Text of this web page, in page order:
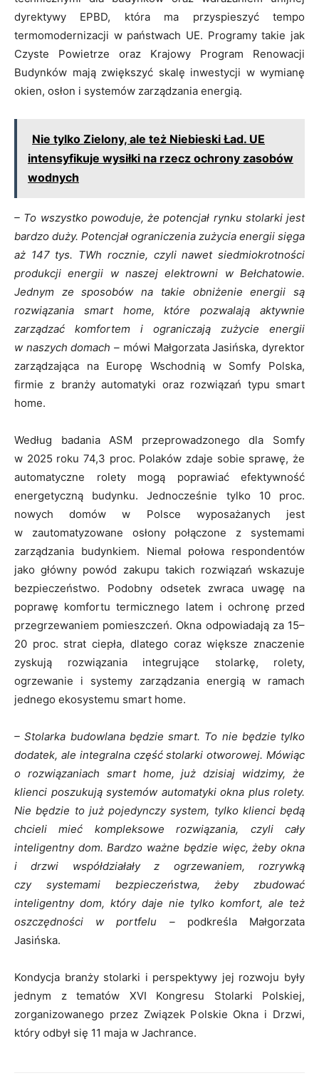
dyrektywy EPBD, która ma przyspieszyć tempo
termomodernizacji w państwach UE. Programy takie jak
Czyste Powietrze oraz Krajowy Program Renowacji
Budynków mają zwiększyć skalę inwestycji w wymianę
okien, osłon i systemów zarządzania energią.
Nie tylko Zielony, ale też Niebieski Ład. UE
intensyfikuje wysiłki na rzecz ochrony zasobów
wodnych
– To wszystko powoduje, że potencjał rynku stolarki jest
bardzo duży. Potencjał ograniczenia zużycia energii sięga
aż 147 tys. TWh rocznie, czyli nawet siedmiokrotności
produkcji energii w naszej elektrowni w Bełchatowie.
Jednym ze sposobów na takie obniżenie energii są
rozwiązania smart home, które pozwalają aktywnie
zarządzać komfortem i ograniczają zużycie energii
w naszych domach – mówi Małgorzata Jasińska, dyrektor
zarządzająca na Europę Wschodnią w Somfy Polska,
firmie z branży automatyki oraz rozwiązań typu smart
home.
Według badania ASM przeprowadzonego dla Somfy
w 2025 roku 74,3 proc. Polaków zdaje sobie sprawę, że
automatyczne rolety mogą poprawiać efektywność
energetyczną budynku. Jednocześnie tylko 10 proc.
nowych domów w Polsce wyposażanych jest
w zautomatyzowane osłony połączone z systemami
zarządzania budynkiem. Niemal połowa respondentów
jako główny powód zakupu takich rozwiązań wskazuje
bezpieczeństwo. Podobny odsetek zwraca uwagę na
poprawę komfortu termicznego latem i ochronę przed
przegrzewaniem pomieszczeń. Okna odpowiadają za 15–
20 proc. strat ciepła, dlatego coraz większe znaczenie
zyskują rozwiązania integrujące stolarkę, rolety,
ogrzewanie i systemy zarządzania energią w ramach
jednego ekosystemu smart home.
– Stolarka budowlana będzie smart. To nie będzie tylko
dodatek, ale integralna część stolarki otworowej. Mówiąc
o rozwiązaniach smart home, już dzisiaj widzimy, że
klienci poszukują systemów automatyki okna plus rolety.
Nie będzie to już pojedynczy system, tylko klienci będą
chcieli mieć kompleksowe rozwiązania, czyli cały
inteligentny dom. Bardzo ważne będzie więc, żeby okna
i drzwi współdziałały z ogrzewaniem, rozrywką
czy systemami bezpieczeństwa, żeby zbudować
inteligentny dom, który daje nie tylko komfort, ale też
oszczędności w portfelu –podkreśla Małgorzata
Jasińska.
Kondycja branży stolarki i perspektywy jej rozwoju były
jednym z tematów XVI Kongresu Stolarki Polskiej,
zorganizowanego przez Związek Polskie Okna i Drzwi,
który odbył się 11 maja w Jachrance.